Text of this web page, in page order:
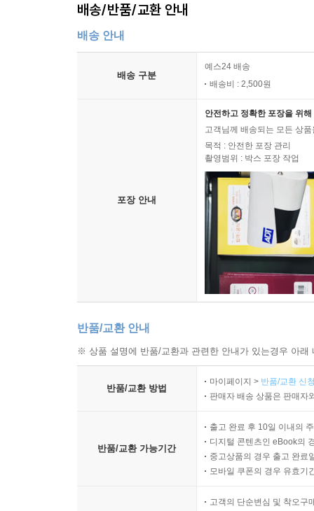
배송/반품/교환 안내
배송 안내
배송 구분
예스24 배송
배송비 : 2,500원
포장 안내
안전하고 정확한 포장을 위
고객님께 배송되는 모든 상
목적 : 안전한 포장 관리
촬영범위 : 박스 포장 작업
반품/교환 안내
※ 상품 설명에 반품/교환과 관련한 안내가 있는경우 아
반품/교환 방법
마이페이지 > 반품/교환 신
판매자 배송 상품은 판매자
반품/교환 가능기간
출고 완료 후 10일 이내의
디지털 콘텐츠인 eBook의
중고상품의 경우 출고 완료
모바일 쿠폰의 경우 유효기
고객의 단순변심 및 착오구